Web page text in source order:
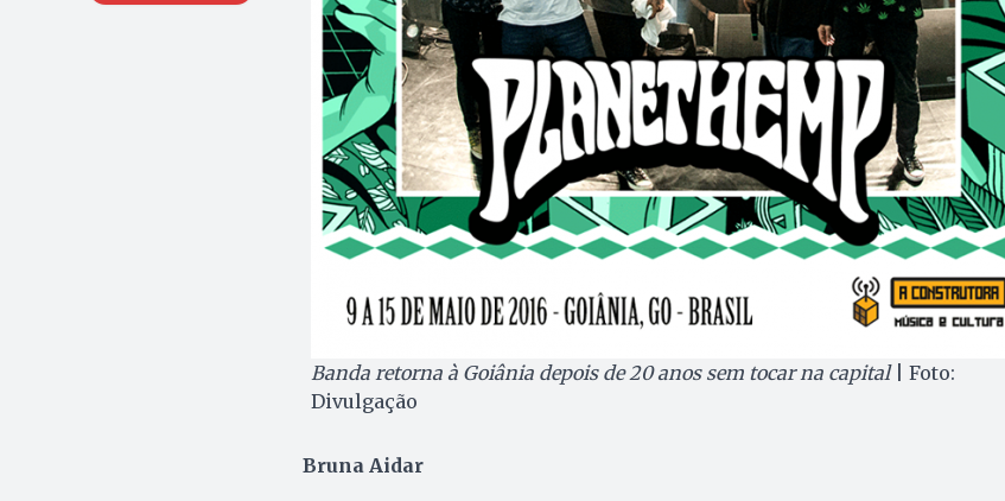
Banda retorna à Goiânia depois de 20 anos sem tocar na capital| Foto:
Divulgação
Bruna Aidar